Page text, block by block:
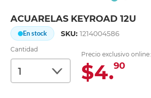
ACUARELAS KEYROAD 12U
En stock SKU:1214004586
Cantidad
Precio exclusivo online:
$4.90